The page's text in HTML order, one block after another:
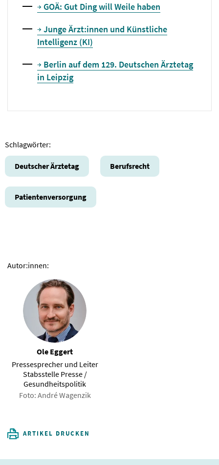
GOÄ: Gut Ding will Weile haben
Junge Ärzt:innen und Künstliche
Intelligenz (KI)
Berlin auf dem 129. Deutschen Ärztetag
in Leipzig
Schlagwörter:
Deutscher Ärztetag Berufsrecht
Patientenversorgung
Autor:innen:
Ole Eggert
Pressesprecher und Leiter
Stabsstelle Presse /
Gesundheitspolitik
Foto: André Wagenzik
ARTIKEL DRUCKEN